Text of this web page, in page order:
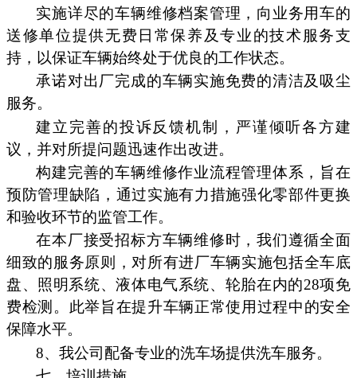
实施详尽的车辆维修档案管理，向业务用车的
送修单位提供无费日常保养及专业的技术服务支
持，以保证车辆始终处于优良的工作状态。
承诺对出厂完成的车辆实施免费的清洁及吸尘
服务。
建立完善的投诉反馈机制，严谨倾听各方建
议，并对所提问题迅速作出改进。
构建完善的车辆维修作业流程管理体系，旨在
预防管理缺陷，通过实施有力措施强化零部件更换
和验收环节的监管工作。
在本厂接受招标方车辆维修时，我们遵循全面
细致的服务原则，对所有进厂车辆实施包括全车底
盘、照明系统、液体电气系统、轮胎在内的28项免
费检测。此举旨在提升车辆正常使用过程中的安全
保障水平。
8、我公司配备专业的洗车场提供洗车服务。